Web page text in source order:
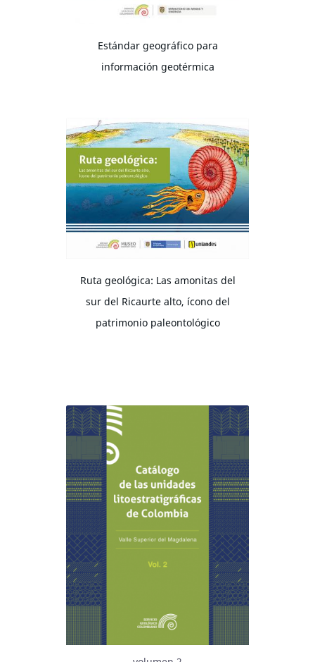
Estándar geográfico para
información geotérmica
Ruta geológica: Las amonitas del
sur del Ricaurte alto, ícono del
patrimonio paleontológico